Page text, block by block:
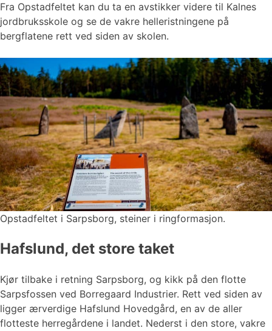
Fra Opstadfeltet kan du ta en avstikker videre til Kalnes
jordbruksskole og se de vakre helleristningene på
bergflatene rett ved siden av skolen.
Opstadfeltet i Sarpsborg, steiner i ringformasjon.
Hafslund, det store taket
Kjør tilbake i retning Sarpsborg, og kikk på den flotte
Sarpsfossen ved Borregaard Industrier. Rett ved siden av
ligger ærverdige Hafslund Hovedgård, en av de aller
flotteste herregårdene i landet. Nederst i den store, vakre